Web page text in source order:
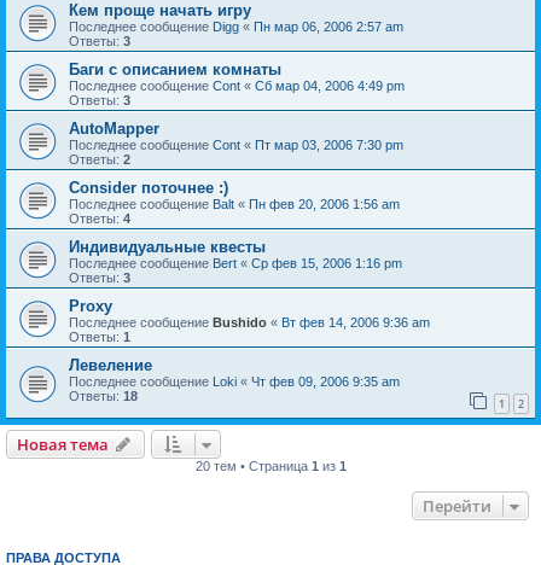
Кем проще начать игру
Последнее сообщение Digg « Пн мар 06, 2006 2:57 am
Ответы: 3
Баги с описанием комнаты
Последнее сообщение Cont « Сб мар 04, 2006 4:49 pm
Ответы: 3
AutoMapper
Последнее сообщение Cont « Пт мар 03, 2006 7:30 pm
Ответы: 2
Consider поточнее :)
Последнее сообщение Balt « Пн фев 20, 2006 1:56 am
Ответы: 4
Индивидуальные квесты
Последнее сообщение Bert « Ср фев 15, 2006 1:16 pm
Ответы: 3
Proxy
Последнее сообщение Bushido « Вт фев 14, 2006 9:36 am
Ответы: 1
Левеление
Последнее сообщение Loki « Чт фев 09, 2006 9:35 am
Ответы: 18 1 2
Новая тема
20 тем • Страница 1 из 1
Перейти
ПРАВА ДОСТУПА